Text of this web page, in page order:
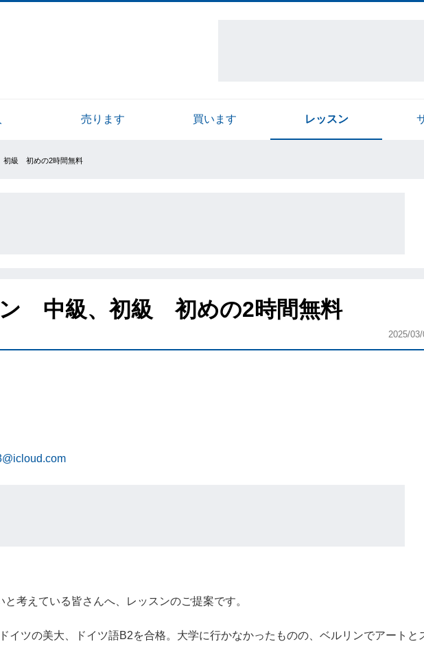
売ります 買います レッスン
初級 初めの2時間無料
ン 中級、初級 初めの2時間無料
2025/
考えている皆さんへ、レッスンのご提案です。
イツの美大、ドイツ語B2を合格。大学に行かなかったものの、ベルリンでアートと